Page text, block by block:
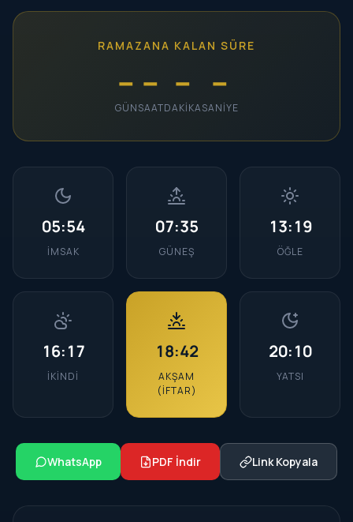
RAMAZANA KALAN SÜRE
--
GÜN
--
SAAT
--
DAKIKA
--
SANIYE
05:54
İMSAK
07:35
GÜNEŞ
13:19
ÖĞLE
16:17
İKINDI
18:42
AKŞAM
(İFTAR)
20:10
YATSI
WhatsApp PDF İndir Link Kopyala